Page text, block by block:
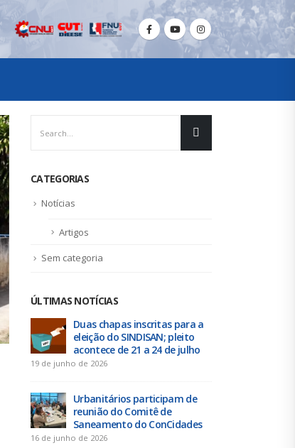
CATEGORIAS
Notícias
Artigos
Sem categoria
ÚLTIMAS NOTÍCIAS
Duas chapas inscritas para a
eleição do SINDISAN; pleito
acontece de 21 a 24 de julho
19 de junho de 2026
Urbanitários participam de
reunião do Comitê de
Saneamento do ConCidades
16 de junho de 2026